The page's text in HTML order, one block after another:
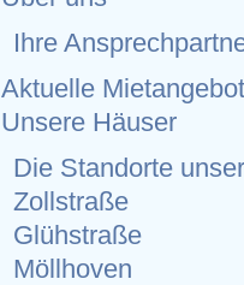
Ihre
Aktuelle
Unsere Häuser
Die Standorte
Zollstraße
Glühstraße
Möllhoven